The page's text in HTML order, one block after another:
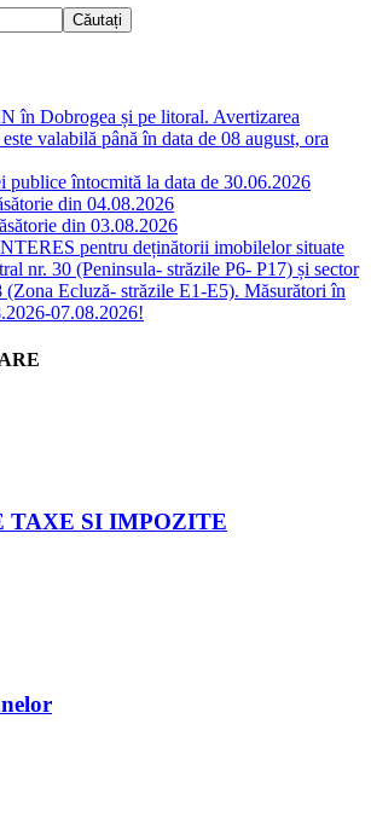
în Dobrogea și pe litoral. Avertizarea
valabilă până în data de 08 august, ora
publice întocmită la data de 30.06.2026
din 04.08.2026
din 03.08.2026
pentru deținătorii imobilelor situate
nr. 30 (Peninsula- străzile P6- P17) și sector
(Zona Ecluză- străzile E1-E5). Măsurători în
07.08.2026!
TAXE SI IMPOZITE